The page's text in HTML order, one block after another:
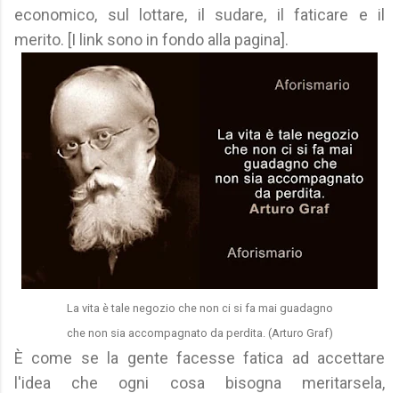
economico, sul lottare, il sudare, il faticare e il
merito. [I link sono in fondo alla pagina].
La vita è tale negozio che non ci si fa mai guadagno
che non sia accompagnato da perdita. (Arturo Graf)
È come se la gente facesse fatica ad accettare
l'idea che ogni cosa bisogna meritarsela,